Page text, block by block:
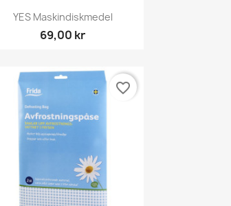
Snabbvy
YES Maskindiskmedel
69,00 kr
favorite_border